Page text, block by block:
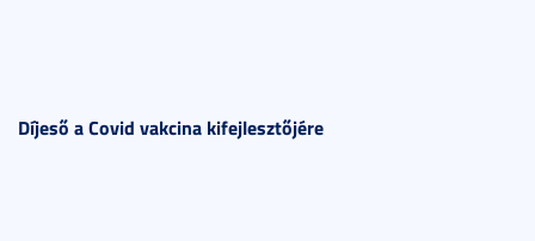
Díjeső a Covid vakcina kifejlesztőjére